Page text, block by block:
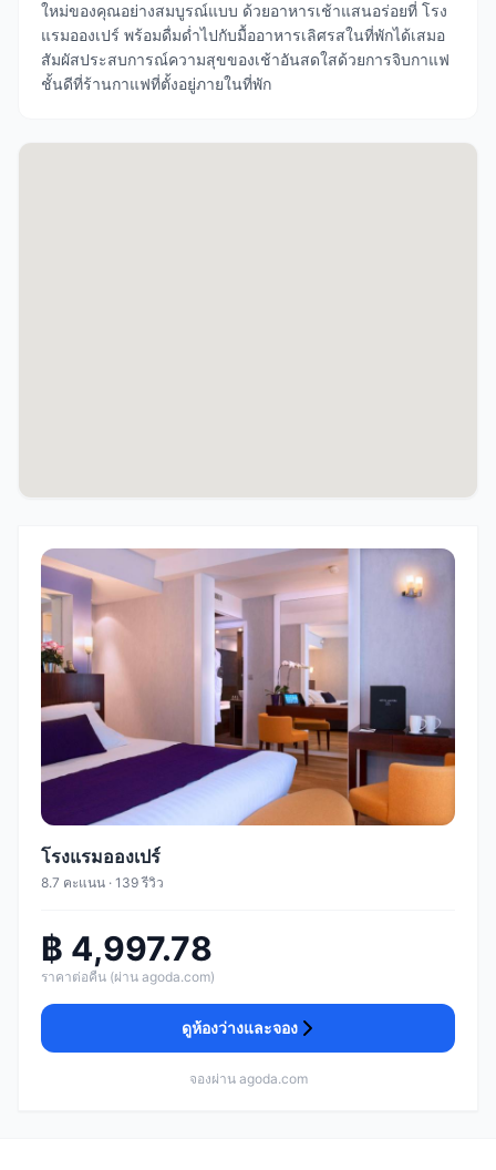
ใหม่ของคุณอย่างสมบูรณ์แบบ ด้วยอาหารเช้าแสนอร่อยที่ โรง
แรมอองเปร์ พร้อมดื่มด่ำไปกับมื้ออาหารเลิศรสในที่พักได้เสมอ
สัมผัสประสบการณ์ความสุขของเช้าอันสดใสด้วยการจิบกาแฟ
ชั้นดีที่ร้านกาแฟที่ตั้งอยู่ภายในที่พัก
โรงแรมอองเปร์
8.7 คะแนน · 139 รีวิว
฿ 4,997.78
ราคาต่อคืน (ผ่าน agoda.com)
ดูห้องว่างและจอง
จองผ่าน agoda.com